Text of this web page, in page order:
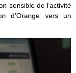
sensible de l’activité
d’Orange vers un